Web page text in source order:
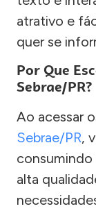
atrativo e
quer se
Por Que
Sebrae/PR?
Ao acessar
Sebrae/PR,
alta